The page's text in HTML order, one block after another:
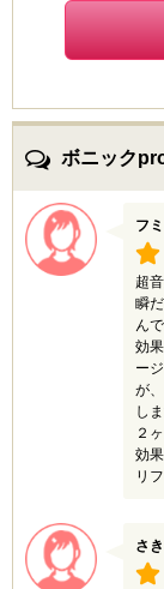
コ
手
も
に
ボニック
フ
超
瞬
ん
効
ー
が
しま
２
効
リ
さ